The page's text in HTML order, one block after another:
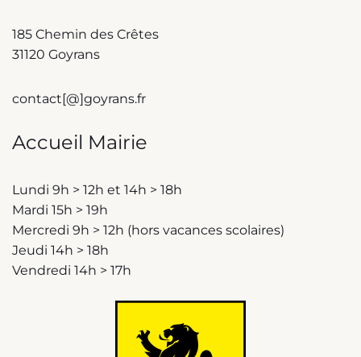
185 Chemin des Crêtes
31120 Goyrans
contact[@]goyrans.fr
Accueil Mairie
Lundi 9h > 12h et 14h > 18h
Mardi 15h > 19h
Mercredi 9h > 12h (hors vacances scolaires)
Jeudi 14h > 18h
Vendredi 14h > 17h